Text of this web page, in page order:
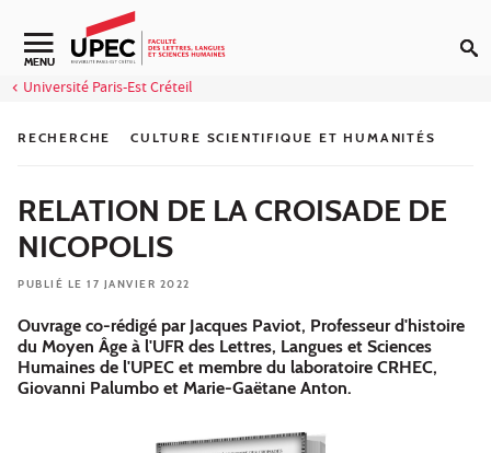
Aller au contenu
Navigation secondaire
MENU
Université Paris-Est Créteil
RECHERCHE CULTURE SCIENTIFIQUE ET HUMANITÉS
RELATION DE LA CROISADE DE
NICOPOLIS
PUBLIÉ LE 17 JANVIER 2022
Ouvrage co-rédigé par Jacques Paviot, Professeur d'histoire
du Moyen Âge à l'UFR des Lettres, Langues et Sciences
Humaines de l'UPEC et membre du laboratoire CRHEC,
Giovanni Palumbo et Marie-Gaëtane Anton.